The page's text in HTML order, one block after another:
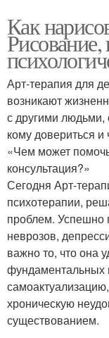
Как
Рисование,
Арт-терапия для
возникают
с другими людьми,
кому довериться и
«Чем может
консультация?»
Сегодня Арт-
психотерапии,
проблем. Успешно
неврозов,
важно то, что она
фундаментальных
хроническую
существованием.